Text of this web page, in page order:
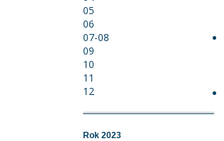
05
06
07-08
09
10
11
12
Rok 2023